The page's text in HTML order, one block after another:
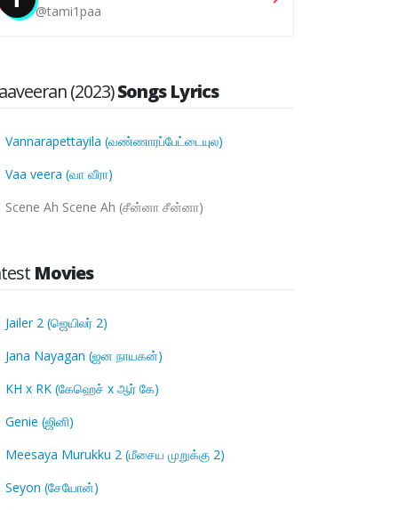
@tami1paa
(2023)Songs Lyrics
Vannarapettayila (வண்ணாரப்பேட்டையுல)
Vaa veera (வா வீரா)
Scene Ah Scene Ah (சீன்னா சீன்னா)
Movies
Jailer 2 (ஜெயிலர் 2)
Jana Nayagan (ஜன நாயகன்)
KH x RK (கேஹெச் x ஆர் கே)
Genie (ஜினி)
Meesaya Murukku 2 (மீசைய முறுக்கு 2)
Seyon (சேயோன்)